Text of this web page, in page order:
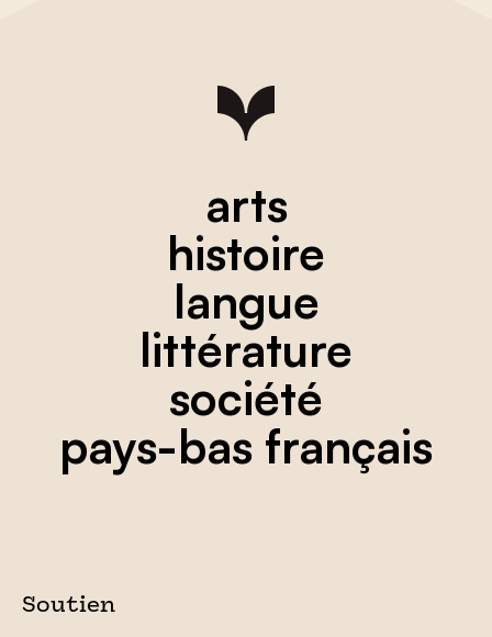
arts
histoire
langue
littérature
société
pays-bas français
Soutien